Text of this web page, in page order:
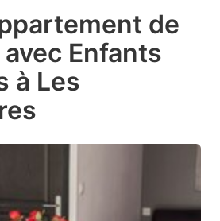
de
Enfants
à Les